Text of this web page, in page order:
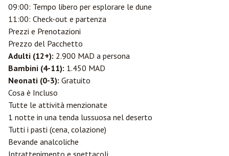
09:00: Tempo libero per esplorare le dune
11:00: Check-out e partenza
Prezzi e Prenotazioni
Prezzo del Pacchetto
Adulti (12+): 2.900 MAD a persona
Bambini (4-11): 1.450 MAD
Neonati (0-3): Gratuito
Cosa è Incluso
Tutte le attività menzionate
1 notte in una tenda lussuosa nel deserto
Tutti i pasti (cena, colazione)
Bevande analcoliche
Intrattenimento e spettacoli